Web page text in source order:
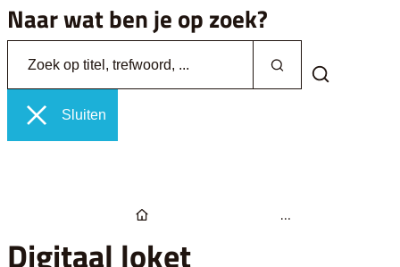
Naar wat ben je op zoek?
Zoeken
Sluiten
Zoek tonen
Startpagina
Digitaal loket